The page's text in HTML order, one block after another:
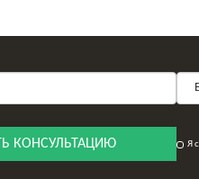
КОНСУЛЬТАЦИЮ Я